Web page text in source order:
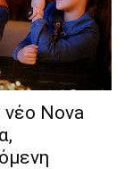
νέο Nova